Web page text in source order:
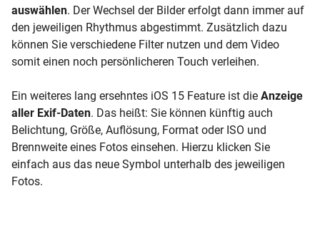
auswählen. Der Wechsel der Bilder erfolgt dann immer auf
den jeweiligen Rhythmus abgestimmt. Zusätzlich dazu
können Sie verschiedene Filter nutzen und dem Video
somit einen noch persönlicheren Touch verleihen.
Ein weiteres lang ersehntes iOS 15 Feature ist die Anzeige
aller Exif-Daten. Das heißt: Sie können künftig auch
Belichtung, Größe, Auflösung, Format oder ISO und
Brennweite eines Fotos einsehen. Hierzu klicken Sie
einfach aus das neue Symbol unterhalb des jeweiligen
Fotos.